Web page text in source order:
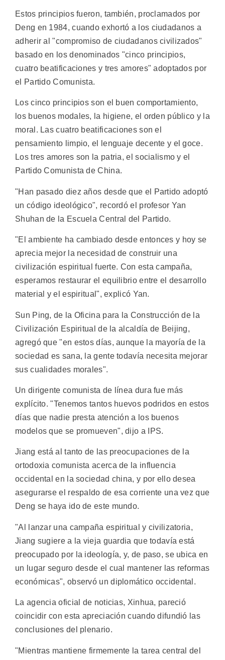
Estos principios fueron, también, proclamados por
Deng en 1984, cuando exhortó a los ciudadanos a
adherir al "compromiso de ciudadanos civilizados"
basado en los denominados "cinco principios,
cuatro beatificaciones y tres amores" adoptados por
el Partido Comunista.
Los cinco principios son el buen comportamiento,
los buenos modales, la higiene, el orden público y la
moral. Las cuatro beatificaciones son el
pensamiento limpio, el lenguaje decente y el goce.
Los tres amores son la patria, el socialismo y el
Partido Comunista de China.
"Han pasado diez años desde que el Partido adoptó
un código ideológico", recordó el profesor Yan
Shuhan de la Escuela Central del Partido.
"El ambiente ha cambiado desde entonces y hoy se
aprecia mejor la necesidad de construir una
civilización espiritual fuerte. Con esta campaña,
esperamos restaurar el equilibrio entre el desarrollo
material y el espiritual", explicó Yan.
Sun Ping, de la Oficina para la Construcción de la
Civilización Espiritual de la alcaldía de Beijing,
agregó que "en estos días, aunque la mayoría de la
sociedad es sana, la gente todavía necesita mejorar
sus cualidades morales".
Un dirigente comunista de línea dura fue más
explícito. "Tenemos tantos huevos podridos en estos
días que nadie presta atención a los buenos
modelos que se promueven", dijo a IPS.
Jiang está al tanto de las preocupaciones de la
ortodoxia comunista acerca de la influencia
occidental en la sociedad china, y por ello desea
asegurarse el respaldo de esa corriente una vez que
Deng se haya ido de este mundo.
"Al lanzar una campaña espiritual y civilizatoria,
Jiang sugiere a la vieja guardia que todavía está
preocupado por la ideología, y, de paso, se ubica en
un lugar seguro desde el cual mantener las reformas
económicas", observó un diplomático occidental.
La agencia oficial de noticias, Xinhua, pareció
coincidir con esta apreciación cuando difundió las
conclusiones del plenario.
"Mientras mantiene firmemente la tarea central del